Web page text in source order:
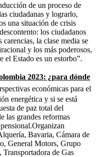
de un proceso de
ciudadanas y lograrlo,
una situación de crisis
los ciudadanos
carencias, la clase media se
y los más poderosos,
el Estado es un estorbo”.
2023: ¿para dónde
económicas para el
energética y si se está
de paz total del
las grandes reformas
Bavaria, Cámara de
General Motors, Grupo
de Gas